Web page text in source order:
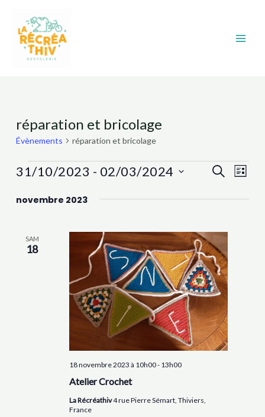
contenu
réparation et bricolage
Évènements réparation et bricolage
Évènements
vues
Recherche
Liste
31/10/2023 - 02/03/2024
une
novembre 2023
SAM
18
Atelier Crochet
18 novembre 2023 à 10h00- 13h00
La Récréathiv4 rue Pierre Sémart, Thiviers,
France